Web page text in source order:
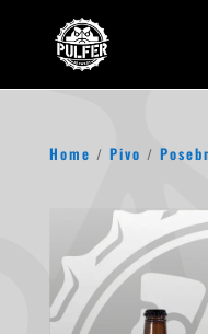
Home / Pivo /